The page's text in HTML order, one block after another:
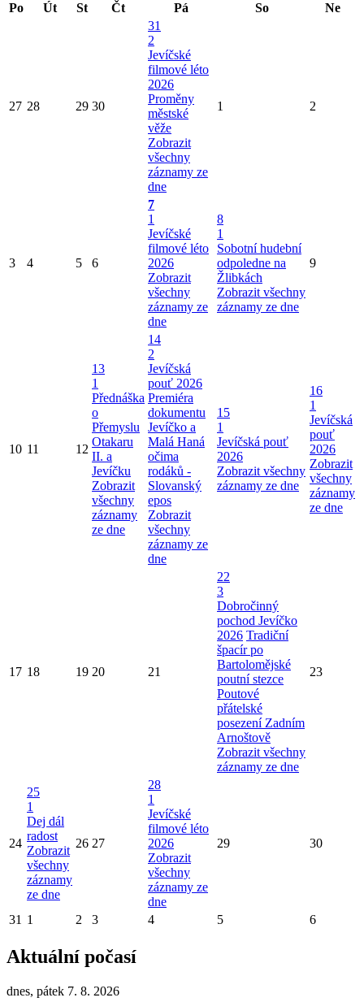
Po
Út St Čt Pá So Ne
27 28 29 30
31
2
Jevíčské
filmové léto
2026
Proměny
městské
věže
Zobrazit
všechny
záznamy ze
dne
1 2
3 4 5 6
7
1
Jevíčské
filmové léto
2026
Zobrazit
všechny
záznamy ze
dne
8
1
Sobotní hudební
odpoledne na
Žlibkách
Zobrazit všechny
záznamy ze dne
9
10 11 12
13
1
Přednáška
o
Přemyslu
Otakaru
II. a
Jevíčku
Zobrazit
všechny
záznamy
ze dne
14
2
Jevíčská
pouť 2026
Premiéra
dokumentu
Jevíčko a
Malá Haná
očima
rodáků -
Slovanský
epos
Zobrazit
všechny
záznamy ze
dne
15
1
Jevíčská pouť
2026
Zobrazit všechny
záznamy ze dne
16
1
Jevíčská
pouť
2026
Zobrazit
všechny
záznamy
ze dne
17 18 19 20 21
22
3
Dobročinný
pochod Jevíčko
2026 Tradiční
špacír po
Bartolomějské
poutní stezce
Poutové
přátelské
posezení Zadním
Arnoštově
Zobrazit všechny
záznamy ze dne
23
24
25
1
Dej dál
radost
Zobrazit
všechny
záznamy
ze dne
26 27
28
1
Jevíčské
filmové léto
2026
Zobrazit
všechny
záznamy ze
dne
29 30
31 1 2 3 4 5 6
Aktuální počasí
dnes, pátek 7. 8. 2026